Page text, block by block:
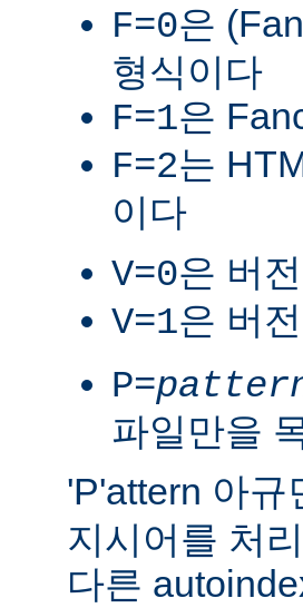
F=0은
형식이다
F=1은
F=2는
이다
V=0은 버
V=1은 버
P=
파일만을
'P'attern 아
지시어를 처
다른